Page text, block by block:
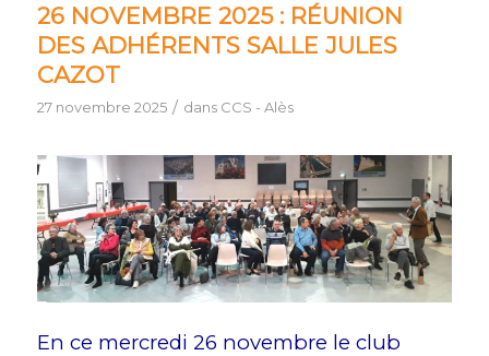
26 NOVEMBRE 2025 : RÉUNION
DES ADHÉRENTS SALLE JULES
CAZOT
27 novembre 2025 / dans CCS - Alès
En ce mercredi 26 novembre le club